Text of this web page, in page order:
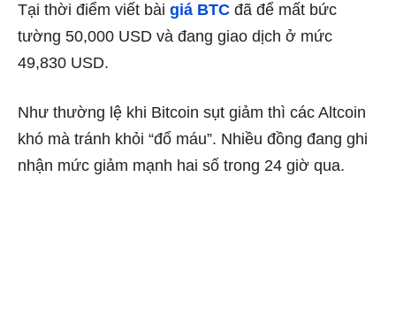
Tại thời điểm viết bài giá BTC đã để mất bức
tường 50,000 USD và đang giao dịch ở mức
49,830 USD.
Như thường lệ khi Bitcoin sụt giảm thì các Altcoin
khó mà tránh khỏi “đổ máu”. Nhiều đồng đang ghi
nhận mức giảm mạnh hai số trong 24 giờ qua.